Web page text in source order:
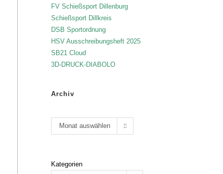
FV Schießsport Dillenburg
Schießsport Dillkreis
DSB Sportordnung
HSV Ausschreibungsheft 2025
SB21 Cloud
3D-DRUCK-DIABOLO
Archiv
Monat auswählen
Kategorien